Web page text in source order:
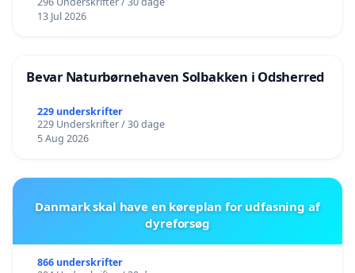
13 Jul 2026
Bevar Naturbørnehaven Solbakken i Odsherred
229 underskrifter
229 Underskrifter / 30 dage
5 Aug 2026
Danmark skal have en køreplan for udfasning af
dyreforsøg
866 underskrifter